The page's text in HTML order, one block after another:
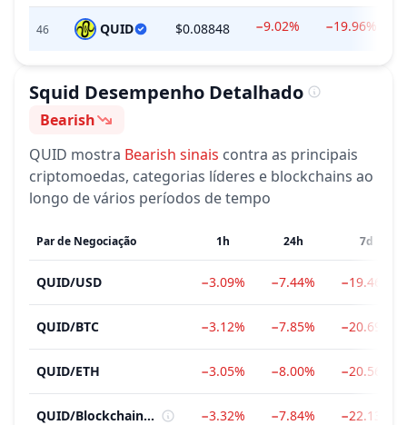
46 QUID $0.08848 −9.02% −19.96%
Squid Desempenho Detalhado
Sentimento
Bearish
QUID mostra Bearish sinais contra as principais
criptomoedas, categorias líderes e blockchains ao
longo de vários períodos de tempo
Par de Negociação 1h 24h 7d
QUID/USD −3.09% −7.44% −19.46%
QUID/BTC −3.12% −7.85% −20.69%
QUID/ETH −3.05% −8.00% −20.56%
QUID/ Blockchain Service −3.32% −7.84% −22.13%